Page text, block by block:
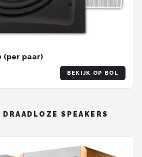
(per paar)
BEKIJK OP BOL
SPEAKERS